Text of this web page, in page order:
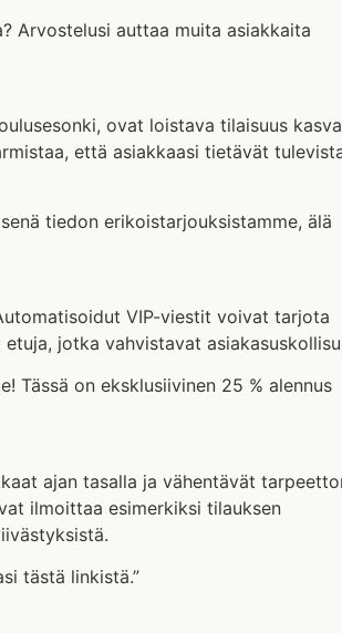
Arvostelusi auttaa muita asiakkaita
ovat loistava tilaisuus
että asiakkaasi tietävät
tiedon erikoistarjouksistamme, älä
VIP-viestit voivat tarjota
jotka vahvistavat
Tässä on eksklusiivinen 25 % alennus
ajan tasalla ja vähentävät
ilmoittaa esimerkiksi tilauksen
tästä linkistä.”